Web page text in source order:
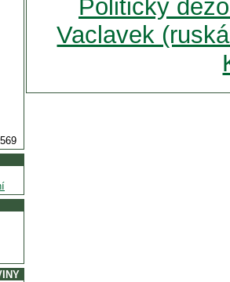
Politicky
Vaclavek